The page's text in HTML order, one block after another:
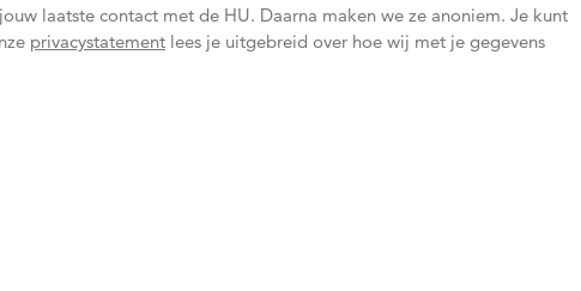
laatste contact met de HU. Daarna maken we ze anoniem. Je kunt
privacystatement lees je uitgebreid over hoe wij met je gegevens